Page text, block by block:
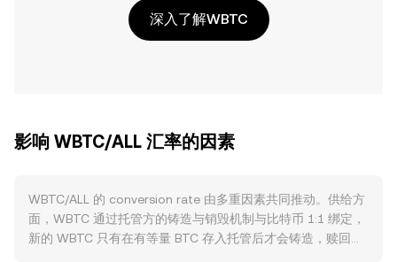
深入了解WBTC
影响 WBTC/ALL 汇率的因素
WBTC/ALL 的 conversion rate 由多重因素共同推动。供给方
面，WBTC 通过托管方的铸造与销毁机制与比特币 1:1 绑定，
新的 WBTC 只有在有等量 BTC 存入托管后才会铸造，赎回时